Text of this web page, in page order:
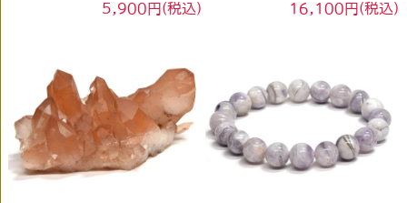
5,900円(税込)
16,100円(税込)